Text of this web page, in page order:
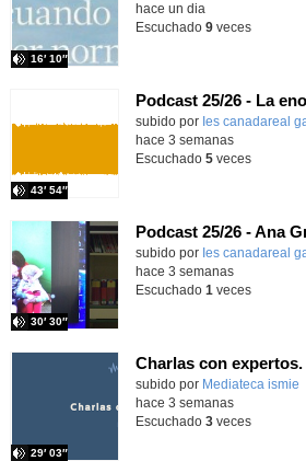
16′ 10″
hace un dia
Escuchado 9veces
subido por Ies canadareal
43′ 54″
hace 3 semanas
Escuchado 5veces
subido por Ies canadareal
30′ 30″
hace 3 semanas
Escuchado 1 veces
subido por Mediateca ismie
29′ 03″
hace 3 semanas
Escuchado 3veces